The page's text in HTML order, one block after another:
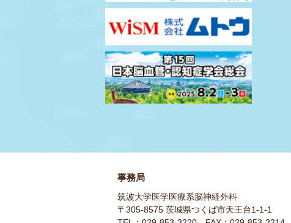
りがとうございました。
2025.03.14
演題募集期間を3月31日
（月）正午まで延長いたし
ました。
演題募集を公開しました。
2024.08.23
ホームページを公開いたし
事務局
筑波大学医学医療系脳神経外科
〒305-8575 茨城県つくば市天王台1-1-1